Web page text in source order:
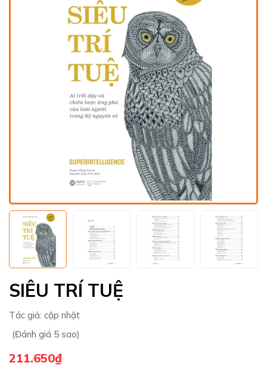
SIÊU TRÍ TUỆ
Tác giả: cập nhật
(Đánh giá 5 sao)
211.650₫